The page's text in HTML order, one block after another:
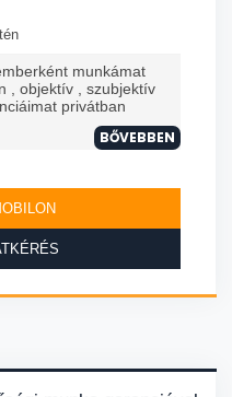
munkámat
, objektív , szubjektív
privátban
BŐVEBBEN